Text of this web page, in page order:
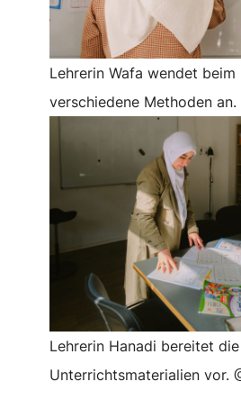
Lehrerin Wafa wendet beim
verschiedene Methoden
Lehrerin Hanadi bereitet die
Unterrichtsmaterialien vor.